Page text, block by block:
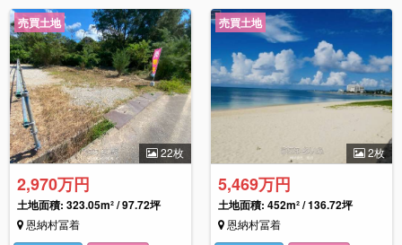
22枚
売買土地
2,970万円
土地面積: 323.05m² / 97.72坪
恩納村冨着
2枚
売買土地
5,469万円
土地面積: 452m² / 136.72坪
恩納村冨着